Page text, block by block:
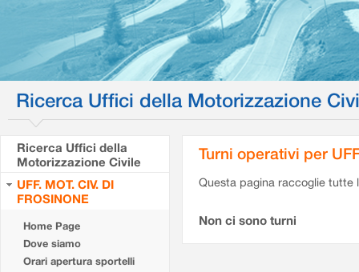
Ricerca Uffici della Motorizzazione
Ricerca Uffici della
Motorizzazione Civile
UFF. MOT. CIV. DI
FROSINONE
Home Page
Dove siamo
Orari apertura sportelli
Turni operativi per
Questa pagina raccoglie tutte
Non ci sono turni